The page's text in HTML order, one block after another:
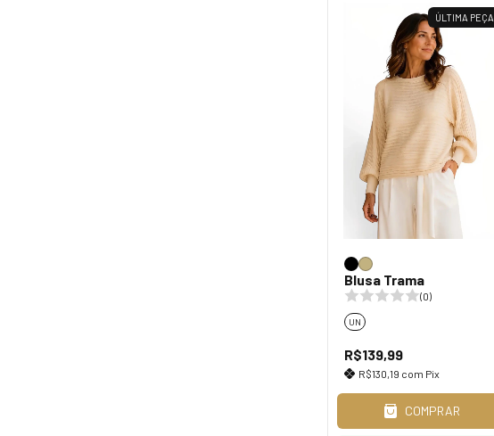
ÚLTIMA PEÇA
Blusa Trama
(0)
UN
R$139,99
R$130,19 com Pix
COMPRAR